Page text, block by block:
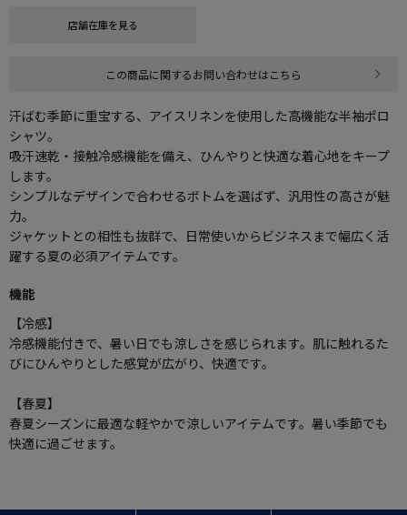
店舗在庫を見る
この商品に関するお問い合わせはこちら
汗ばむ季節に重宝する、アイスリネンを使用した高機能な半袖ポロ
シャツ。
吸汗速乾・接触冷感機能を備え、ひんやりと快適な着心地をキープ
します。
シンプルなデザインで合わせるボトムを選ばず、汎用性の高さが魅
力。
ジャケットとの相性も抜群で、日常使いからビジネスまで幅広く活
躍する夏の必須アイテムです。
機能
【冷感】
冷感機能付きで、暑い日でも涼しさを感じられます。肌に触れるた
びにひんやりとした感覚が広がり、快適です。
【春夏】
春夏シーズンに最適な軽やかで涼しいアイテムです。暑い季節でも
快適に過ごせます。